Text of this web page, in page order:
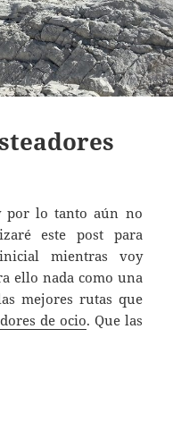
por lo tanto aún no
este post para
mientras voy
ello nada como una
mejores rutas que
de ocio. Que las
de ocio»